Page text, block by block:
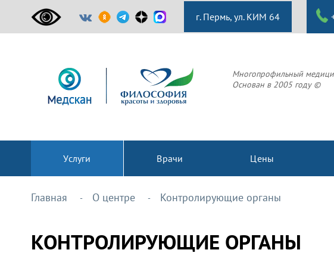
г. Пермь, ул. КИМ 64
Многопрофильный
Основан в 2005 году ©
Услуги Врачи Цены
Главная О центре Контролирующие органы
КОНТРОЛИРУЮЩИЕ ОРГАНЫ